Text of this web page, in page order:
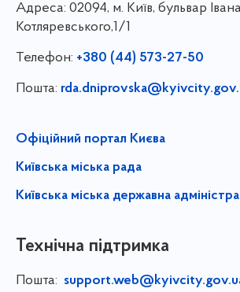
Адреса: 02094, м. Київ, бульвар Івана
Котляревського,1/1
Телефон: +380 (44) 573-27-50
Пошта:
Офіційний портал Києва
Київська міська рада
Київська міська державна
Технічна підтримка
Пошта: